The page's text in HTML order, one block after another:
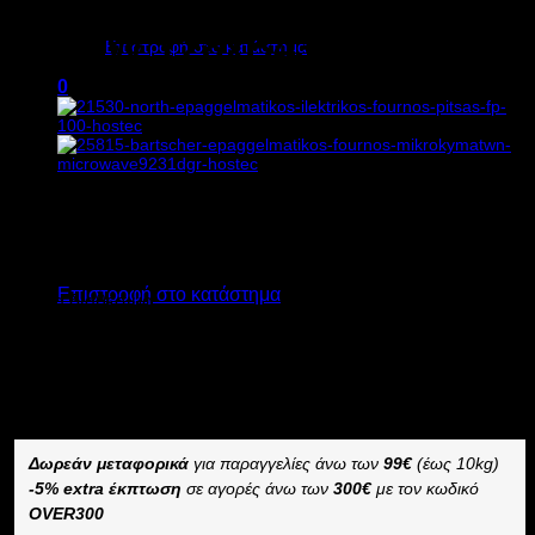
Επιστροφή στο κατάστημα
0
Καλάθι
Επιστροφή στο κατάστημα
1,95kW Υ28xΒ43,5xΠ49cm
Άμεσα διαθέσιμο
Δωρεάν μεταφορικά για παραγγελίες άνω των 99€(έως 10kg)
-5% extra έκπτωση σε αγορές άνω των 300€με τον κωδικό
OVER300